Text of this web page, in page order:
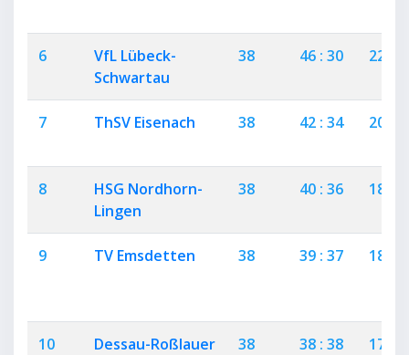
6
VfL Lübeck-
Schwartau
38 46 : 30 22
7 ThSV Eisenach 38 42 : 34 20
8
HSG Nordhorn-
Lingen
38 40 : 36 18
9 TV Emsdetten 38 39 : 37 18
10
Dessau-Roßlauer
38 38 : 38 17